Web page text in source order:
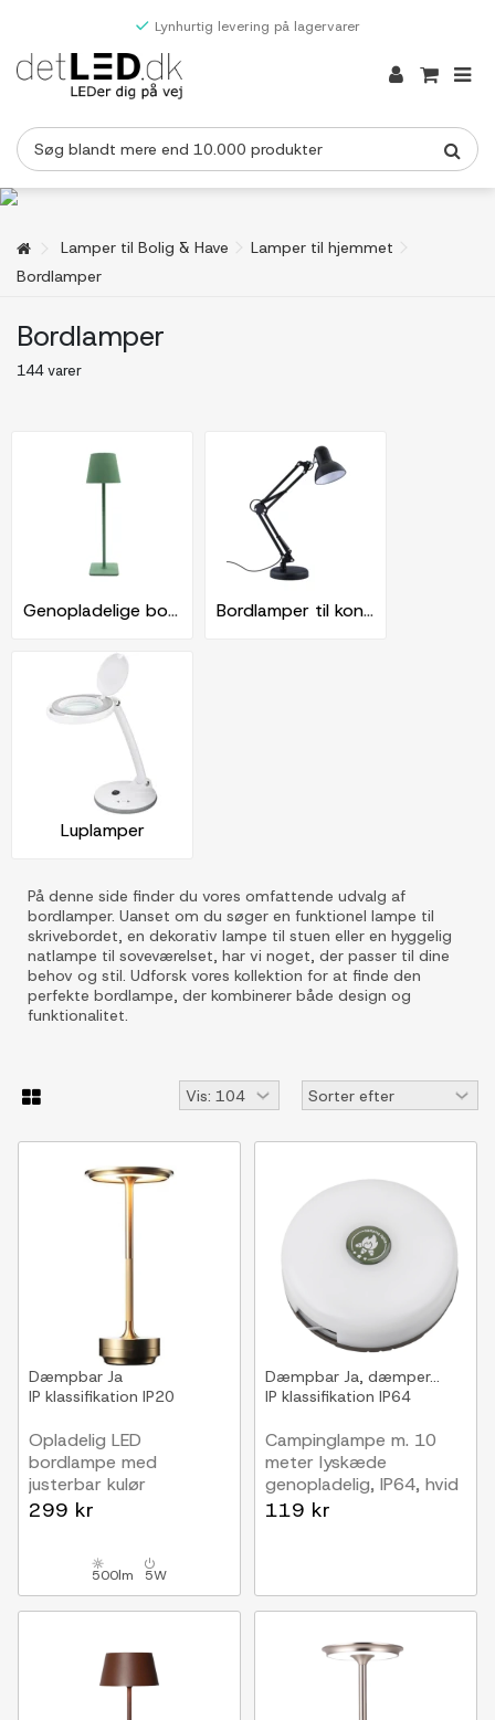
Lynhurtig levering på lagervarer
Lamper til Bolig & Have
Lamper til hjemmet
Bordlamper
Bordlamper
144 varer
Genopladelige bordlamper Bordlamper til kontor
Luplamper
På denne side finder du vores omfattende udvalg af
bordlamper. Uanset om du søger en funktionel lampe til
skrivebordet, en dekorativ lampe til stuen eller en hyggelig
natlampe til soveværelset, har vi noget, der passer til dine
behov og stil. Udforsk vores kollektion for at finde den
perfekte bordlampe, der kombinerer både design og
funktionalitet.
Dæmpbar Ja
IP klassifikation IP20
Opladelig LED
bordlampe med
justerbar kulør
Guld, touch dæmpbar,
299 kr
500lm 5W
Dæmpbar Ja, dæmper...
IP klassifikation IP64
Campinglampe m. 10
meter lyskæde
genopladelig, IP64, hvid
119 kr